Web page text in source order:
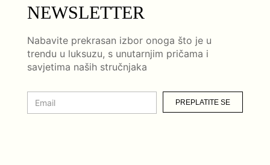
NEWSLETTER
Nabavite prekrasan izbor onoga što je u
trendu u luksuzu, s unutarnjim pričama i
savjetima naših stručnjaka
PREPLATITE SE